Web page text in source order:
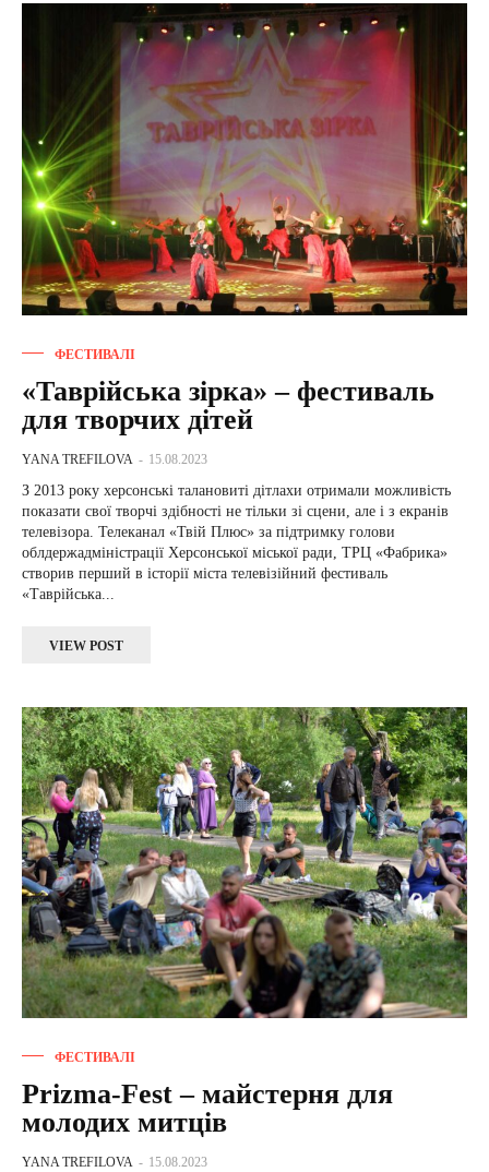
ФЕСТИВАЛІ
«Таврійська зірка» – фестиваль
для творчих дітей
YANA TREFILOVA - 15.08.2023
З 2013 року херсонські талановиті дітлахи отримали можливість
показати свої творчі здібності не тільки зі сцени, але і з екранів
телевізора. Телеканал «Твій Плюс» за підтримку голови
облдержадміністрації Херсонської міської ради, ТРЦ «Фабрика»
створив перший в історії міста телевізійний фестиваль
«Таврійська...
VIEW POST
ФЕСТИВАЛІ
Prizma-Fest – майстерня для
молодих митців
YANA TREFILOVA - 15.08.2023